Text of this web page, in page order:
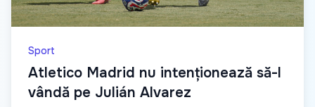
Sport
Atletico Madrid nu intenționează să-l
vândă pe Julián Alvarez